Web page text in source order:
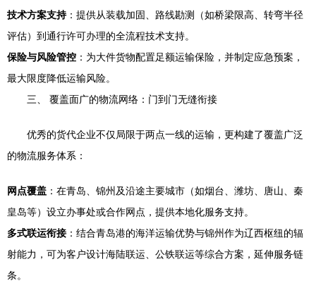
技术方案支持：提供从装载加固、路线勘测（如桥梁限高、转弯半径
评估）到通行许可办理的全流程技术支持。
保险与风险管控 ：为大件货物配置足额运输保险，并制定应急预案，
最大限度降低运输风险。
三、 覆盖面广的物流网络：门到门无缝衔接
优秀的货代企业不仅局限于两点一线的运输，更构建了覆盖广泛
的物流服务体系：
网点覆盖 ：在青岛、锦州及沿途主要城市（如烟台、潍坊、唐山、秦
皇岛等）设立办事处或合作网点，提供本地化服务支持。
多式联运衔接 ：结合青岛港的海洋运输优势与锦州作为辽西枢纽的辐
射能力，可为客户设计海陆联运、公铁联运等综合方案，延伸服务链
条。